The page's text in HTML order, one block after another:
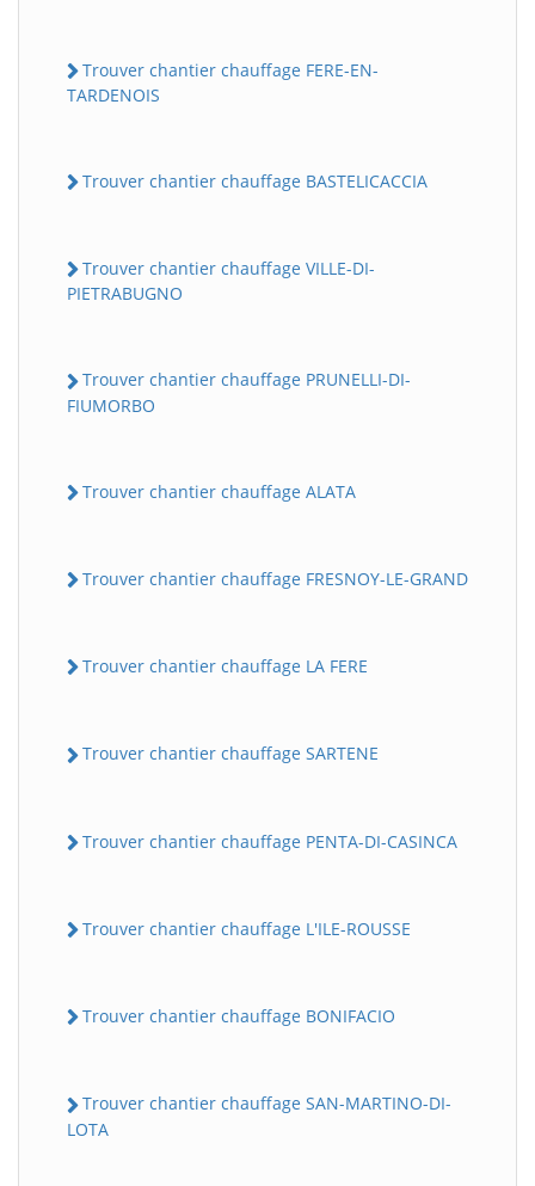
Trouver chantier chauffage FERE-EN-
TARDENOIS
Trouver chantier chauffage BASTELICACCIA
Trouver chantier chauffage VILLE-DI-
PIETRABUGNO
Trouver chantier chauffage PRUNELLI-DI-
FIUMORBO
Trouver chantier chauffage ALATA
Trouver chantier chauffage FRESNOY-LE-GRAND
Trouver chantier chauffage LA FERE
Trouver chantier chauffage SARTENE
Trouver chantier chauffage PENTA-DI-CASINCA
Trouver chantier chauffage L'ILE-ROUSSE
Trouver chantier chauffage BONIFACIO
Trouver chantier chauffage SAN-MARTINO-DI-
LOTA